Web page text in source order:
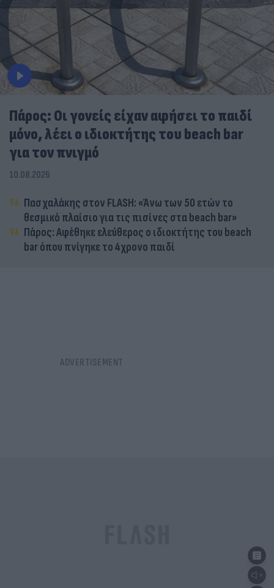
Πάρος: Οι γονείς είχαν αφήσει το παιδί
μόνο, λέει ο ιδιοκτήτης του beach bar
για τον πνιγμό
10.08.2026
Πασχαλάκης στον FLASH: «Άνω των 50 ετών το
θεσμικό πλαίσιο για τις πισίνες στα beach bar»
Πάρος: Αφέθηκε ελεύθερος ο ιδιοκτήτης του beach
bar όπου πνίγηκε το 4χρονο παιδί